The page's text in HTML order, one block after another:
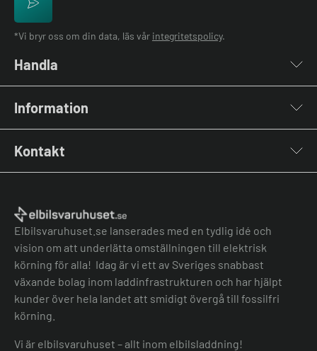
*Vi bryr oss om din data, läs vår integritetspolicy.
Handla
Laddkablar
Kabelhållare
Stolpar & Fästen
Information
Lastbalansering
Grön teknik bidrag
Jämför laddboxar
Köpvillkor
Kontakt
Elbilsvaruhuset.se lanserades med en tydlig idé och
vision om att underlätta omställningen till elektrisk
körning för alla! Idag är vi ett av Sveriges snabbast
växande bolag inom laddinfrastrukturen och har hjälpt
kunder över hela landet att smidigt övergå till fossilfri
körning.
Vi är elbilsvaruhuset – allt inom elbilsladdning!